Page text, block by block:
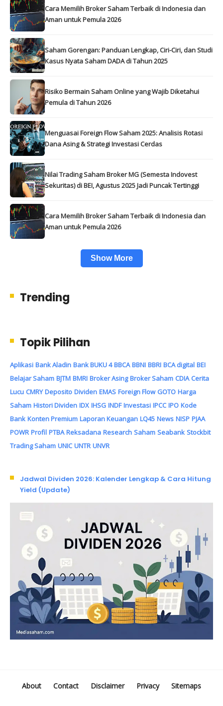
Cara Memilih Broker Saham Terbaik di Indonesia dan
Aman untuk Pemula 2026
Saham Gorengan: Panduan Lengkap, Ciri-Ciri, dan Studi
Kasus Nyata Saham DADA di Tahun 2025
Risiko Bermain Saham Online yang Wajib Diketahui
Pemula di Tahun 2026
Menguasai Foreign Flow Saham 2025: Analisis Rotasi
Dana Asing & Strategi Investasi Cerdas
Nilai Trading Saham Broker MG (Semesta Indovest
Sekuritas) di BEI, Agustus 2025 Jadi Puncak Tertinggi
Cara Memilih Broker Saham Terbaik di Indonesia dan
Aman untuk Pemula 2026
Show More
Trending
Topik Pilihan
Aplikasi Bank Aladin Bank BUKU 4 BBCA BBNI BBRI BCA digital BEI
Belajar Saham BJTM BMRI Broker Asing Broker Saham CDIA Cerita
Lucu CMRY Deposito Dividen EMAS Foreign Flow GOTO Harga
Saham Histori Dividen IDX IHSG INDF Investasi IPCC IPO Kode
Bank Konten Premium Laporan Keuangan LQ45 News NISP PJAA
POWR Profil PTBA Reksadana Research Saham Seabank Stockbit
Trading Saham UNIC UNTR UNVR
Jadwal Dividen 2026: Kalender Lengkap & Cara Hitung
Yield (Update)
About Contact Disclaimer Privacy Sitemaps